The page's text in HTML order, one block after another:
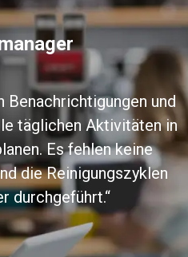
Benachrichtigungen und
täglichen Aktivitäten in
Es fehlen keine
die Reinigungszyklen
durchgeführt.“